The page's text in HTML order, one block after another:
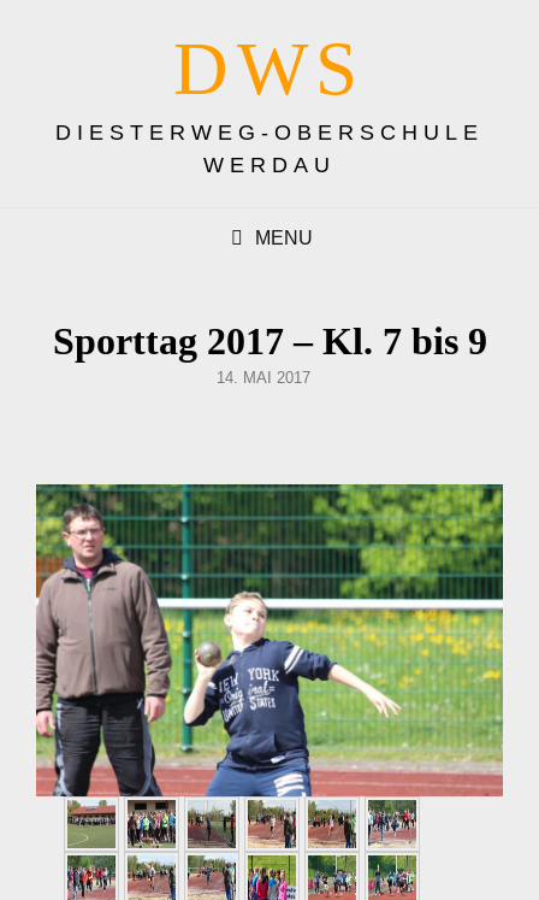
DWS
DIESTERWEG-OBERSCHULE
WERDAU
MENU
Sporttag 2017 – Kl. 7 bis 9
POSTED
14. MAI 2017